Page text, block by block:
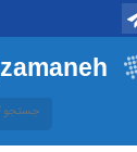
zamaneh